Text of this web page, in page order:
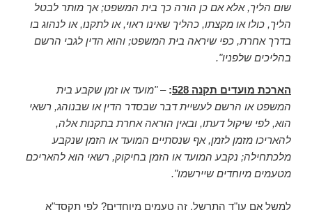
שום הליך, אלא אם כן הורה כך בית המשפט; אך מותר לבטל
הליך, כולו או מקצתו, כהליך שאינו ראוי, או לתקנו, או לנהוג בו
בדרך אחרת, כפי שיראה בית המשפט; והוא הדין לגבי הרשם
בהליכים שלפניו".
הארכת מועדים תקנה 528 :
–"מועד או זמן שקבע בית
המשפט או הרשם לעשיית דבר שבסדר הדין או שבנוהג, רשאי
הוא, לפי שיקול דעתו, ובאין הוראה אחרת בתקנות אלה,
להאריכו מזמן לזמן, אף שנסתיים המועד או הזמן שנקבע
מלכתחילה; נקבע המועד או הזמן בחיקוק, רשאי הוא להאריכם
מטעמים מיוחדים שיירשמו".
למשל אם עו"ד התרשל. זה טעמים מיוחדים? לפי תקסד"א